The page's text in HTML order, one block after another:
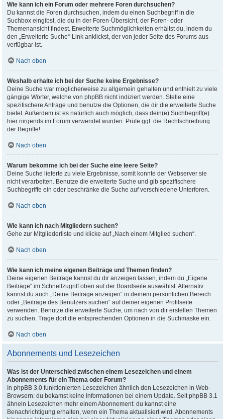
Wie kann ich ein Forum oder mehrere Foren durchsuchen?
Du kannst die Foren durchsuchen, indem du einen Suchbegriff in die
Suchbox eingibst, die du in der Foren-Übersicht, der Foren- oder
Themenansicht findest. Erweiterte Suchmöglichkeiten erhältst du, indem du
den „Erweiterte Suche“-Link anklickst, der von jeder Seite des Forums aus
verfügbar ist.
Nach oben
Weshalb erhalte ich bei der Suche keine Ergebnisse?
Deine Suche war möglicherweise zu allgemein gehalten und enthielt zu viele
gängige Wörter, welche von phpBB nicht indiziert werden. Stelle eine
spezifischere Anfrage und benutze die Optionen, die dir die erweiterte Suche
bietet. Außerdem ist es natürlich auch möglich, dass dein(e) Suchbegriff(e)
hier nirgends im Forum verwendet wurden. Prüfe ggf. die Rechtschreibung
der Begriffe!
Nach oben
Warum bekomme ich bei der Suche eine leere Seite?
Deine Suche lieferte zu viele Ergebnisse, somit konnte der Webserver sie
nicht verarbeiten. Benutze die erweiterte Suche und gib spezifischere
Suchbegriffe ein oder beschränke die Suche auf verschiedene Unterforen.
Nach oben
Wie kann ich nach Mitgliedern suchen?
Gehe zur Mitgliederliste und klicke auf „Nach einem Mitglied suchen“.
Nach oben
Wie kann ich meine eigenen Beiträge und Themen finden?
Deine eigenen Beiträge kannst du dir anzeigen lassen, indem du „Eigene
Beiträge“ im Schnellzugriff oben auf der Boardseite auswählst. Alternativ
kannst du auch „Deine Beiträge anzeigen“ in deinem persönlichen Bereich
oder „Beiträge des Benutzers suchen“ auf deiner eigenen Profilseite
verwenden. Benutze die erweiterte Suche, um nach von dir erstellen Themen
zu suchen. Trage dort die entsprechenden Optionen in die Suchmaske ein.
Nach oben
Abonnements und Lesezeichen
Was ist der Unterschied zwischen einem Lesezeichen und einem
Abonnements für ein Thema oder Forum?
In phpBB 3.0 funktionierten Lesezeichen ähnlich den Lesezeichen in Web-
Browsern: du bekamst keine Informationen bei einem Update. Seit phpBB 3.1
ähneln Lesezeichen mehr einem Abonnement: du kannst eine
Benachrichtigung erhalten, wenn ein Thema aktualisiert wird. Abonnements